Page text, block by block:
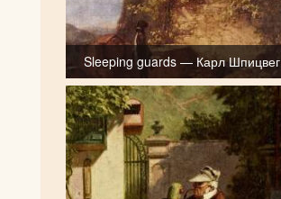
Sleeping guards — Карл Шпицвег